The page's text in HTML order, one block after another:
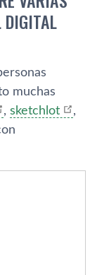
DIGITAL
muchas
, sketchlot
,